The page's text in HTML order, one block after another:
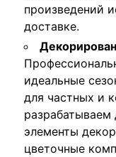
произведений
доставке.
идеальные
для частных и
элементы
цветочные